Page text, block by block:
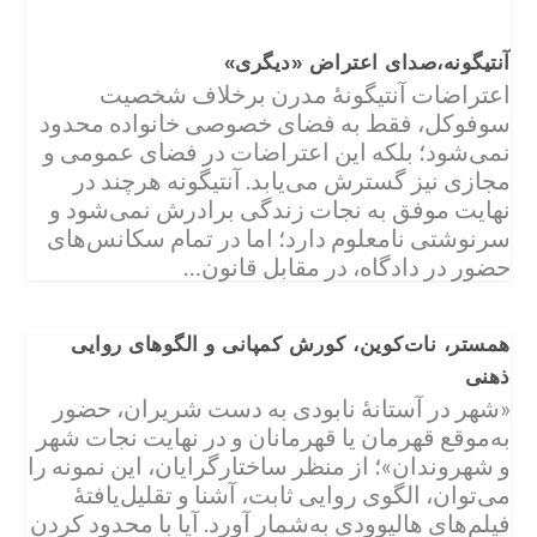
آنتیگونه،صدای اعتراض «دیگری»
اعتراضات آنتیگونۀ مدرن برخلاف شخصیت
سوفوکل، فقط به فضای خصوصی خانواده محدود
نمی‌شود؛ بلکه این اعتراضات در فضای عمومی و
مجازی نیز گسترش می‌یابد. آنتیگونه هرچند در
نهایت موفق به نجات زندگی برادرش نمی‌شود و
سرنوشتی نامعلوم دارد؛ اما در تمام سکانس‌های
حضور در دادگاه، در مقابل قانون…
همستر، نات‌کوین، کورش کمپانی و الگوهای روایی
ذهنی
«شهر در آستانۀ نابودی به دست شریران، حضور
به‌موقع قهرمان یا قهرمانان و در نهایت نجات شهر
و شهروندان»؛ از منظر ساختارگرایان، این نمونه را
می‌توان، الگوی روایی ثابت، آشنا و تقلیل‌یافتۀ
فیلم‌های هالیوودی به‌شمار آورد. آیا با محدود کردن